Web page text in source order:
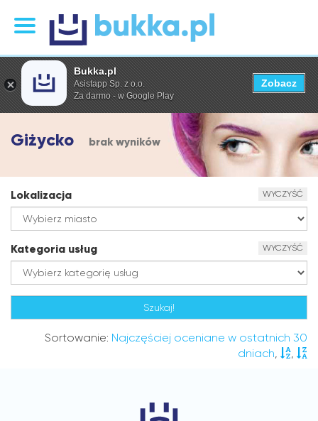
Giżycko brak wyników
Lokalizacja WYCZYŚĆ
Kategoria usług WYCZYŚĆ
Sortowanie: Najczęściej oceniane w ostatnich 30
dniach, ,
Bukka.pl
Asistapp Sp. z o.o.
Za darmo - w Google Play
Zobacz